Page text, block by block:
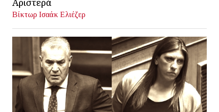
Βίκτωρ Ισαάκ Ελιέζερ